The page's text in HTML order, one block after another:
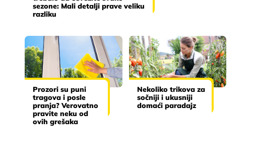
sezone: Mali detalji prave veliku
razliku
Prozori su puni
tragova i posle
pranja? Verovatno
pravite neku od
ovih grešaka
Nekoliko trikova za
sočniji i ukusniji
domaći paradajz